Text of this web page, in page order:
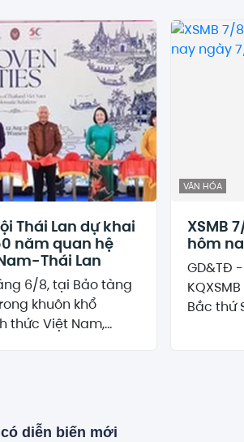
Thái Lan dự khai
năm quan hệ
Thái Lan
6/8, tại Bảo tàng
khuôn khổ
thức Việt Nam,...
VĂN HÓA
XSMB
hôm
GD&TĐ
Bắc thứ
diễn biến mới